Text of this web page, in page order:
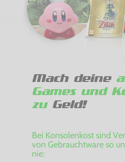
Mach deine
Games und
zuGeld!
Bei Konsolenkost sind
von Gebrauchtware so
nie: